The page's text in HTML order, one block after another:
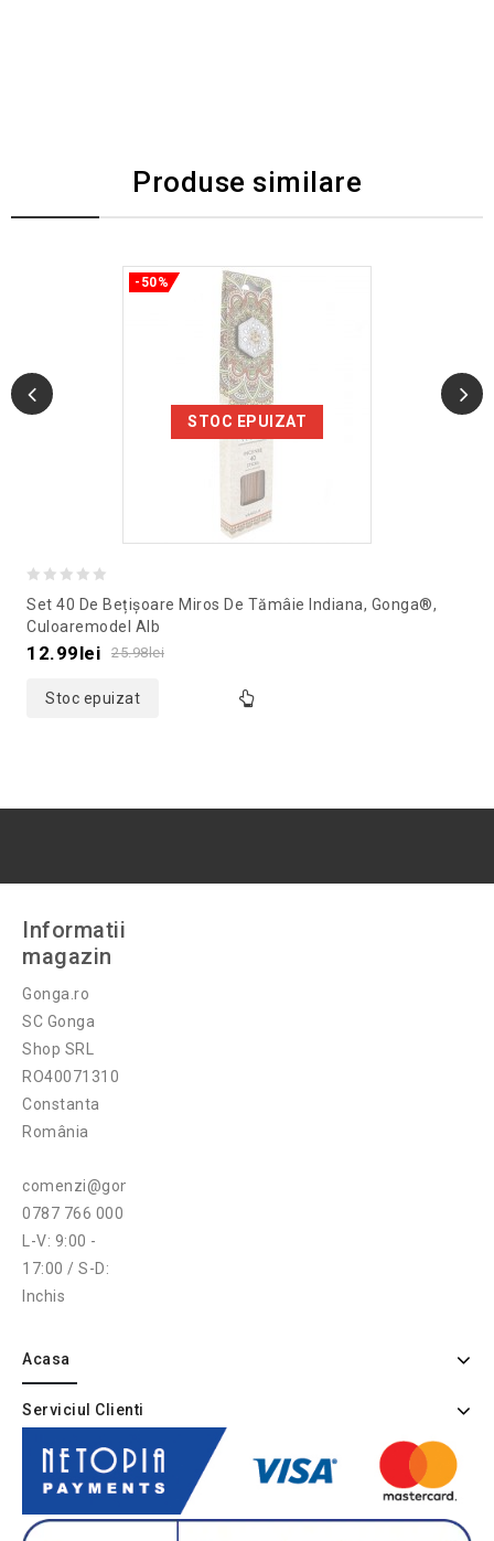
Produse similare
STOC EPUIZAT
-50%
out
of
Set 40 De Bețișoare Miros De Tămâie Indiana, Gonga®,
Culoaremodel Alb
25.98lei
12.99lei
Stoc epuizat
Informatii
magazin
Gonga.ro
SC Gonga
Shop SRL
RO40071310
Constanta
România
comenzi@gonga.ro
0787 766 000
L-V: 9:00 -
17:00 / S-D:
Inchis
Acasa
Serviciul Clienti